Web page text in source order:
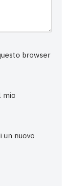
browser
mio
un nuovo